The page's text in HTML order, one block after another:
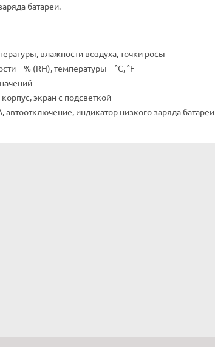
батареи.
влажности воздуха, точки росы
– % (RH), температуры – °C, °F
экран с подсветкой
автоотключение, индикатор низкого заряда батареи